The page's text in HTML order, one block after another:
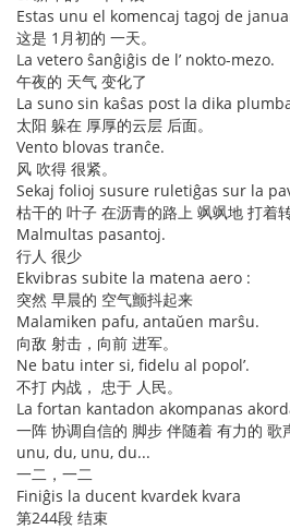
Estas unu el komencaj tagoj de
这是 1月初的 一天。
La vetero ŝanĝiĝis de l’ nokto-mezo.
午夜的 天气 变化了
La suno sin kaŝas post la dika
太阳 躲在 厚厚的云层 后面。
Vento blovas tranĉe.
风 吹得 很紧。
Sekaj folioj susure ruletiĝas sur la
枯干的 叶子 在沥青的路上 飒飒地 打着
Malmultas pasantoj.
行人 很少
Ekvibras subite la matena aero :
突然 早晨的 空气颤抖起来
Malamiken pafu, antaŭen marŝu.
向敌 射击，向前 进军。
Ne batu inter si, fidelu al popol’.
不打 内战， 忠于 人民。
La fortan kantadon akompanas
一阵 协调自信的 脚步 伴随着 有力的 歌
unu, du, unu, du...
一二，一二
Finiĝis la ducent kvardek kvara
第244段 结束